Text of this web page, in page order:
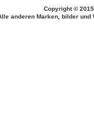
Copyright ©
anderen Marken, bilder und